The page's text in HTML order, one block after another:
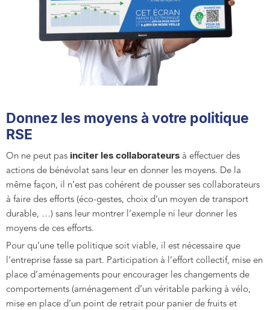
Donnez les moyens à votre politique
RSE
On ne peut pas inciter les collaborateurs à effectuer des
actions de bénévolat sans leur en donner les moyens. De la
même façon, il n’est pas cohérent de pousser ses collaborateurs
à faire des efforts (éco-gestes, choix d’un moyen de transport
durable, …) sans leur montrer l’exemple ni leur donner les
moyens de ces efforts.
Pour qu’une telle politique soit viable, il est nécessaire que
l’entreprise fasse sa part. Participation à l’effort collectif, mise en
place d’aménagements pour encourager les changements de
comportements (aménagement d’un véritable parking à vélo,
mise en place d’un point de retrait pour panier de fruits et